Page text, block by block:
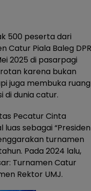
500 peserta dari
Catur Piala Baleg DPR
2025 di pasarpagi
karena bukan
juga membuka ruang
di dunia catur.
Pecatur Cinta
luas sebagai “Presiden
turnamen
Pada 2024 lalu,
Turnamen Catur
Rektor UMJ.